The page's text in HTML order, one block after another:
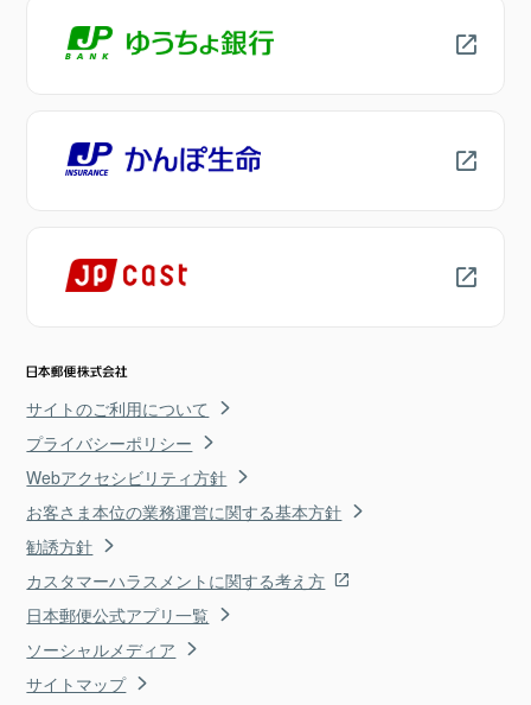
サイトのご利用について
プライバシーポリシー
Webアクセシビリティ方針
お客さま本位の業務運営に関する基本方針
勧誘方針
カスタマーハラスメントに関する考え方
日本郵便公式アプリ一覧
ソーシャルメディア
サイトマップ